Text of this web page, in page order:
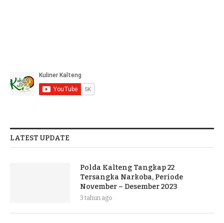
LATEST UPDATE
Polda Kalteng Tangkap 22
Tersangka Narkoba, Periode
November – Desember 2023
3 tahun ago